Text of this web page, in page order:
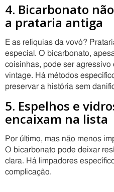
4. Bicarbonato
a prataria antiga
E as relíquias da vovó?
especial. O bicarbonato,
coisinhas, pode ser agressivo
vintage. Há métodos
preservar a história sem
5. Espelhos e
encaixam na lista
Por último, mas não menos
O bicarbonato pode deixar
clara. Há limpadores
complicação.